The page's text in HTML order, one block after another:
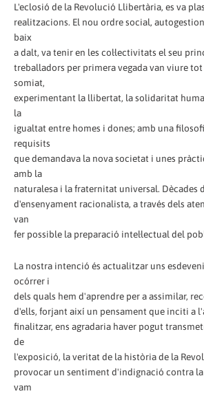
L'eclosió de la Revolució Llibertària, es va
realitzacions. El nou ordre social,
baix
a dalt, va tenir en les col·lectivitats el seu
treballadors per primera vegada van viure
somiat,
experimentant la llibertat, la solidaritat
la
igualtat entre homes i dones; amb una
requisits
que demandava la nova societat i unes
amb la
naturalesa i la fraternitat universal. Dècades
d'ensenyament racionalista, a través dels
van
fer possible la preparació intel·lectual del
La nostra intenció és actualitzar uns
ocórrer i
dels quals hem d'aprendre per a assimilar,
d'ells, forjant així un pensament que inciti a
finalitzar, ens agradaria haver pogut
de
l'exposició, la veritat de la història de la
provocar un sentiment d'indignació contra
vam